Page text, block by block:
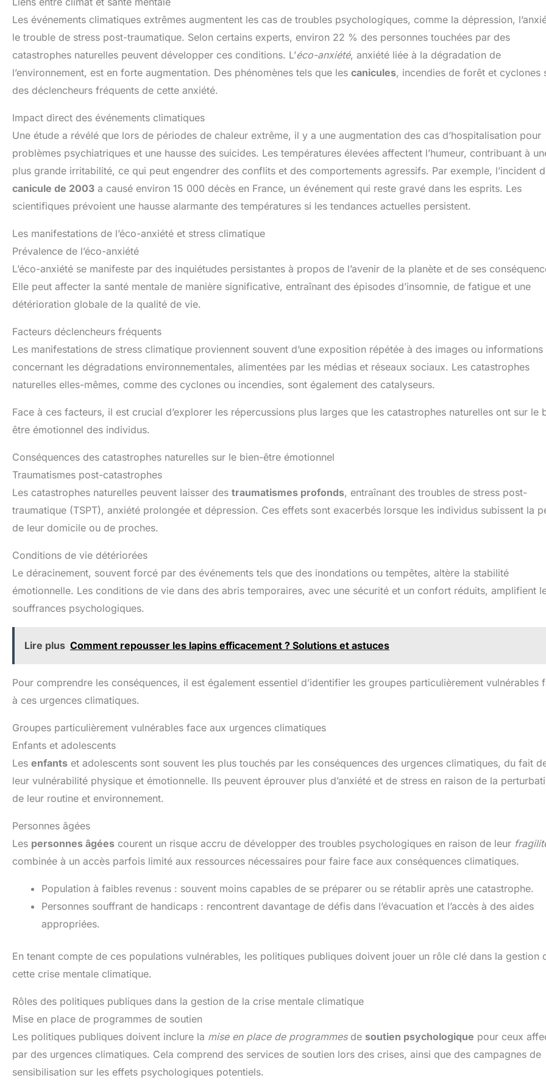
Les événements climatiques extrêmes augmentent les cas de troubles psychologiques, comme la dépression,
le trouble de stress post-traumatique. Selon certains experts, environ 22 % des personnes touchées par des
catastrophes naturelles peuvent développer ces conditions. L’éco-anxiété, anxiété liée à la dégradation de
l’environnement, est en forte augmentation. Des phénomènes tels que les canicules, incendies de forêt et cyclones
des déclencheurs fréquents de cette anxiété.
Impact direct des événements climatiques
Une étude a révélé que lors de périodes de chaleur extrême, il y a une augmentation des cas d’hospitalisation pour
problèmes psychiatriques et une hausse des suicides. Les températures élevées affectent l’humeur, contribuant à
plus grande irritabilité, ce qui peut engendrer des conflits et des comportements agressifs. Par exemple, l’incident
canicule de 2003 a causé environ 15 000 décès en France, un événement qui reste gravé dans les esprits. Les
scientifiques prévoient une hausse alarmante des températures si les tendances actuelles persistent.
Les manifestations de l’éco-anxiété et stress climatique
Prévalence de l’éco-anxiété
L’éco-anxiété se manifeste par des inquiétudes persistantes à propos de l’avenir de la planète et de ses
Elle peut affecter la santé mentale de manière significative, entraînant des épisodes d’insomnie, de fatigue et une
détérioration globale de la qualité de vie.
Facteurs déclencheurs fréquents
Les manifestations de stress climatique proviennent souvent d’une exposition répétée à des images ou informations
concernant les dégradations environnementales, alimentées par les médias et réseaux sociaux. Les catastrophes
naturelles elles-mêmes, comme des cyclones ou incendies, sont également des catalyseurs.
Face à ces facteurs, il est crucial d’explorer les répercussions plus larges que les catastrophes naturelles ont sur le
être émotionnel des individus.
Conséquences des catastrophes naturelles sur le bien-être émotionnel
Traumatismes post-catastrophes
Les catastrophes naturelles peuvent laisser des traumatismes profonds, entraînant des troubles de stress post-
traumatique (TSPT), anxiété prolongée et dépression. Ces effets sont exacerbés lorsque les individus subissent la
de leur domicile ou de proches.
Conditions de vie détériorées
Le déracinement, souvent forcé par des événements tels que des inondations ou tempêtes, altère la stabilité
émotionnelle. Les conditions de vie dans des abris temporaires, avec une sécurité et un confort réduits, amplifient
souffrances psychologiques.
Lire plus Comment repousser les lapins efficacement ? Solutions et astuces
Pour comprendre les conséquences, il est également essentiel d’identifier les groupes particulièrement vulnérables
à ces urgences climatiques.
Groupes particulièrement vulnérables face aux urgences climatiques
Enfants et adolescents
Les enfants et adolescents sont souvent les plus touchés par les conséquences des urgences climatiques, du fait
leur vulnérabilité physique et émotionnelle. Ils peuvent éprouver plus d’anxiété et de stress en raison de la
de leur routine et environnement.
Personnes âgées
Les personnes âgées courent un risque accru de développer des troubles psychologiques en raison de leur
combinée à un accès parfois limité aux ressources nécessaires pour faire face aux conséquences climatiques.
Population à faibles revenus : souvent moins capables de se préparer ou se rétablir après une catastrophe.
Personnes souffrant de handicaps : rencontrent davantage de défis dans l’évacuation et l’accès à des aides
appropriées.
En tenant compte de ces populations vulnérables, les politiques publiques doivent jouer un rôle clé dans la gestion
cette crise mentale climatique.
Rôles des politiques publiques dans la gestion de la crise mentale climatique
Mise en place de programmes de soutien
Les politiques publiques doivent inclure la mise en place de programmesde soutien psychologique pour ceux
par des urgences climatiques. Cela comprend des services de soutien lors des crises, ainsi que des campagnes de
sensibilisation sur les effets psychologiques potentiels.